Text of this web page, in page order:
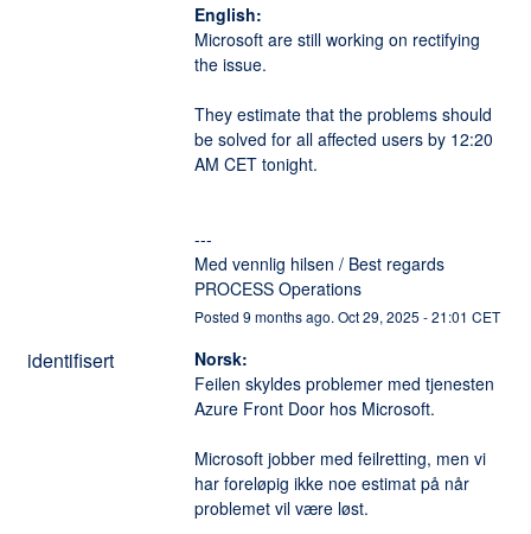
English:
Microsoft are still working on rectifying
the issue.
They estimate that the problems should
be solved for all affected users by 12:20
AM CET tonight.
---
Med vennlig hilsen / Best regards
PROCESS Operations
Posted 9 months ago. Oct29, 2025 -21:01 CET
identifisert
Norsk:
Feilen skyldes problemer med tjenesten
Azure Front Door hos Microsoft.
Microsoft jobber med feilretting, men vi
har foreløpig ikke noe estimat på når
problemet vil være løst.